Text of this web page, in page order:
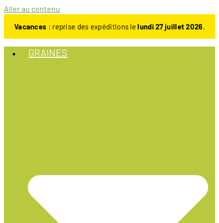
Aller au contenu
Vacances : reprise des expéditions lelundi 27 juillet 2026.
GRAINES